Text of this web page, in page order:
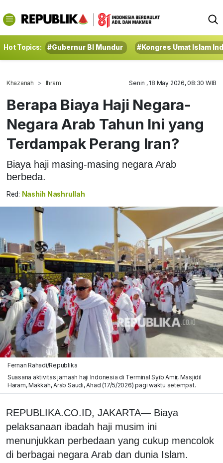
Hot Topics: #Gubernur BI Mundur #Kongres Umat Islam
Khazanah Ihram Senin , 18 May 2026, 08:30 WIB
Berapa Biaya Haji Negara-
Negara Arab Tahun Ini yang
Terdampak Perang Iran?
Biaya haji masing-masing negara Arab
berbeda.
Red: Nashih Nashrullah
Fernan Rahadi/Republika
Suasana aktivitas jamaah haji Indonesia di Terminal Syib Amir, Masjidil
Haram, Makkah, Arab Saudi, Ahad (17/5/2026) pagi waktu setempat.
REPUBLIKA.CO.ID, JAKARTA— Biaya
pelaksanaan ibadah haji musim ini
menunjukkan perbedaan yang cukup mencolok
di berbagai negara Arab dan dunia Islam.